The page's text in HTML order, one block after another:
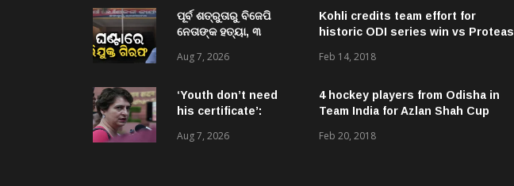
national’ jibes
ପୂର୍ବ ଶତ୍ରୁତାରୁ ବିଜେପି
ନେତାଙ୍କ ହତ୍ୟା, ୩
ପୋଲିସ
Aug 7, 2026
‘Youth don’t need
his certificate’:
reacts to RSS chief
Aug 7, 2026
Kohli credits team effort for
historic ODI series win vs Proteas
Feb 14, 2018
4 hockey players from Odisha in
Team India for Azlan Shah Cup
Feb 20, 2018